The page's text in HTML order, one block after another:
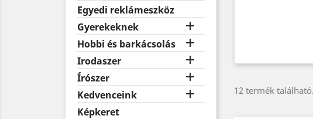
Egyedi reklámeszköz
Gyerekeknek

Hobbi és barkácsolás 
Irodaszer 
Írószer 
Kedvenceink 
Képkeret
12 termék található.